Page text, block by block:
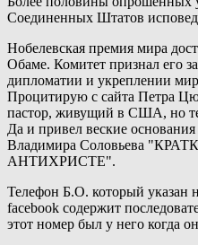
Соединенных Штатов
Нобелевская премия мира
Обаме. Комитет признал его
дипломатии и укреплении
Процитирую с сайта Петра
пастор, живущий в США, но
Да и привел веские
Владимира Соловьева
АНТИХРИСТЕ".
Телефон Б.О. который указан
facebook содержит
этот номер был у него когда